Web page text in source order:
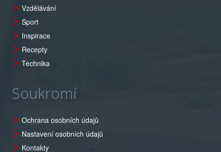
Vzdělávání
Sport
Inspirace
Recepty
Technika
Soukromí
Ochrana osobních údajů
Nastavení osobních údajů
Kontakty